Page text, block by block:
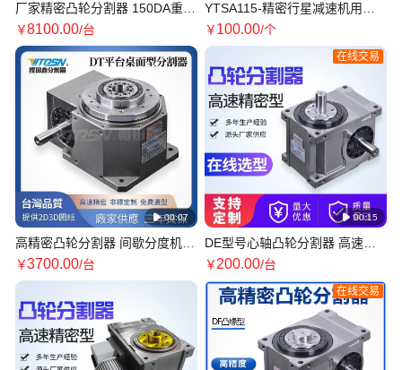
厂家精密凸轮分割器 150DA重载
型分度器间歇分度箱 多工位型号
全
￥8100.00/台
 00:07
高精密凸轮分割器 间歇分度机构
DT平台桌面型 多工位 支持非标
定制
￥3700.00/台
YTSA115-精密行星减速机用途
广泛现货安装库存充足
￥100.00/个
 00:15
在线交易
DE型号心轴凸轮分割器 高速运
转 凸轮分度器可用于制药机械设
备小型
￥200.00/台
在线交易